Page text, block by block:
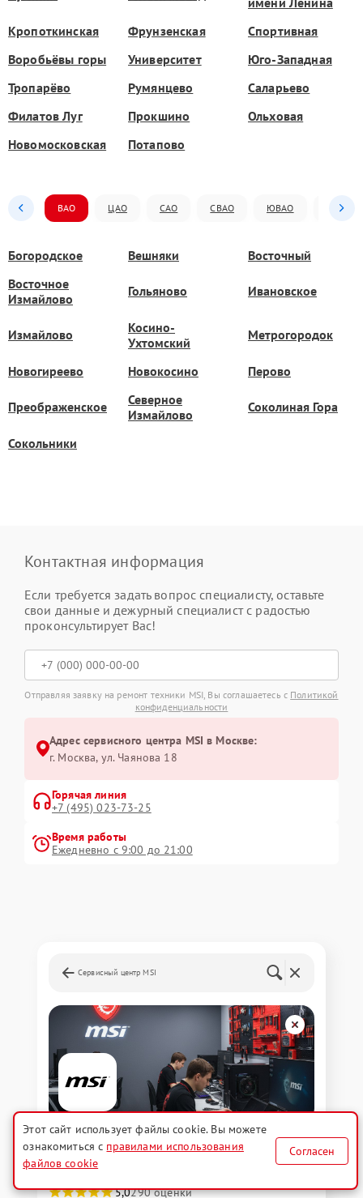
Кропоткинская
Фрунзенская
Спортивная
Воробьёвы горы
Университет
Юго-Западная
Тропарёво
Румянцево
Саларьево
Филатов Луг
Прокшино
Ольховая
Новомосковская
Потапово
ВАО ЦАО САО СВАО ЮВАО ЮАО
Богородское Вешняки
Восточный
Восточное
Измайлово
Гольяново Ивановское
Измайлово
Косино-
Ухтомский
Метрогородок
Новогиреево Новокосино Перово
Преображенское
Северное
Измайлово
Соколиная Гора
Сокольники
Контактная информация
Если требуется задать вопрос специалисту, оставьте
свои данные и дежурный специалист с радостью
проконсультирует Вас!
Отправляя заявку на ремонт техники MSI, Вы соглашаетесь с Политикой
конфиденциальности
Адрес сервисного центра MSI в Москве:
г. Москва, ул. Чаянова 18
Горячая линия
+7 (495) 023-73-25
Время работы
Ежедневно с 9:00 до 21:00
Сервисный центр MSI
Сервисный центр MSI
Ремонт техники MSI
5,0290 оценки
Этот сайт использует файлы cookie. Вы можете
ознакомиться с правилами использования
файлов cookie
Согласен